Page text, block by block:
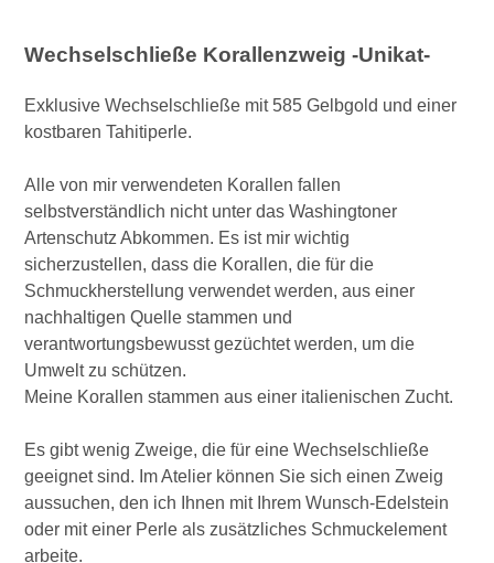
Wechselschließe Korallenzweig -Unikat-
Exklusive Wechselschließe mit 585 Gelbgold und einer
kostbaren Tahitiperle.
Alle von mir verwendeten Korallen fallen
selbstverständlich nicht unter das Washingtoner
Artenschutz Abkommen. Es ist mir wichtig
sicherzustellen, dass die Korallen, die für die
Schmuckherstellung verwendet werden, aus einer
nachhaltigen Quelle stammen und
verantwortungsbewusst gezüchtet werden, um die
Umwelt zu schützen.
Meine Korallen stammen aus einer italienischen Zucht.
Es gibt wenig Zweige, die für eine Wechselschließe
geeignet sind. Im Atelier können Sie sich einen Zweig
aussuchen, den ich Ihnen mit Ihrem Wunsch-Edelstein
oder mit einer Perle als zusätzliches Schmuckelement
arbeite.